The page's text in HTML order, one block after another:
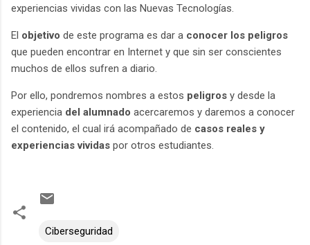
experiencias vividas con las Nuevas Tecnologías.
El objetivo de este programa es dar a conocer los peligros
que pueden encontrar en Internet y que sin ser conscientes
muchos de ellos sufren a diario.
Por ello, pondremos nombres a estos peligros y desde la
experiencia del alumnado acercaremos y daremos a conocer
el contenido, el cual irá acompañado de casos reales y
experiencias vividas por otros estudiantes.
Ciberseguridad